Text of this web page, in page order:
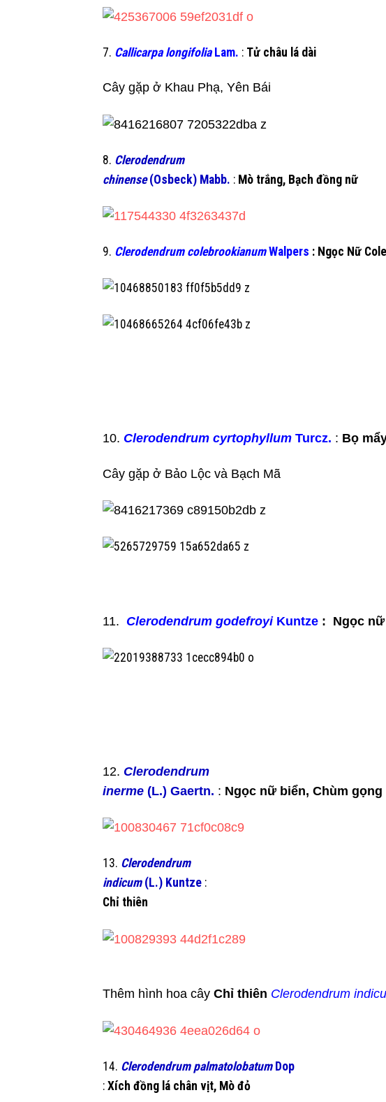
7. Callicarpa longifoliaLam. : Tử châu lá dài
Cây gặp ở Khau Phạ, Yên Bái
8. Clerodendrum
chinense(Osbeck) Mabb. : Mò trắng, Bạch đồng nữ
9. Clerodendrum colebrookianumWalpers : Ngọc Nữ
10. Clerodendrum cyrtophyllum Turcz. : Bọ
Cây gặp ở Bảo Lộc và Bạch Mã
11. Clerodendrum godefroyiKuntze : Ngọc
12. Clerodendrum
inerme (L.) Gaertn. : Ngọc nữ biển, Chùm gọng
13. Clerodendrum
indicum (L.) Kuntze :
Chỉ thiên
Thêm hình hoa cây Chỉ thiên Clerodendrum
14. Clerodendrum palmatolobatum Dop
: Xích đồng lá chân vịt, Mò đỏ